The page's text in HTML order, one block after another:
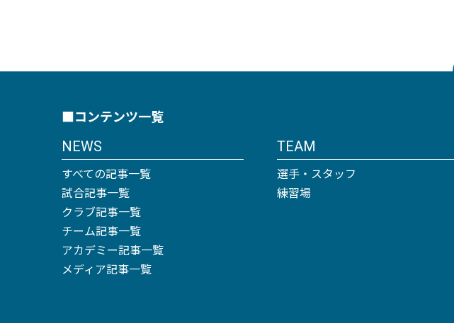
■コンテンツ一覧
NEWS
すべての記事一覧
試合記事一覧
クラブ記事一覧
チーム記事一覧
アカデミー記事一覧
メディア記事一覧
TEAM
選手・スタッフ
練習場